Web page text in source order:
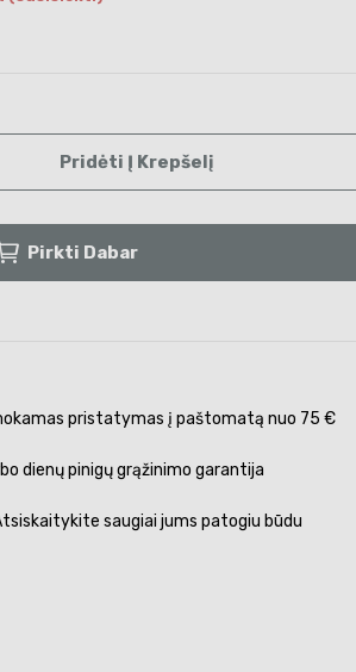
Pridėti Į Krepšelį
Pirkti Dabar
pristatymas į paštomatą nuo 75 €
dienų pinigų grąžinimo garantija
saugiai jums patogiu būdu